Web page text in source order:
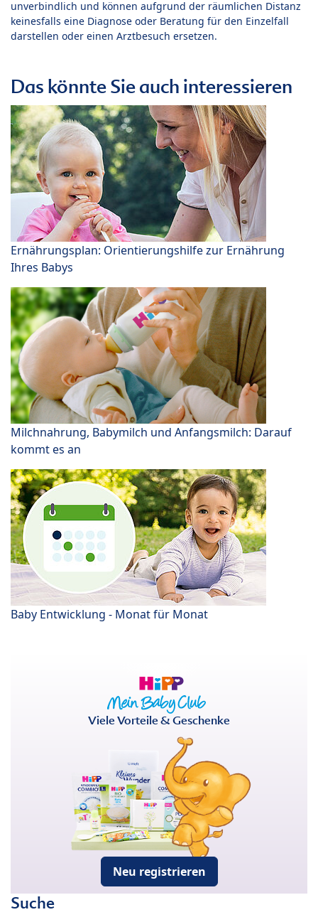
unverbindlich und können aufgrund der räumlichen Distanz
keinesfalls eine Diagnose oder Beratung für den Einzelfall
darstellen oder einen Arztbesuch ersetzen.
Das könnte Sie auch interessieren
Ernährungsplan: Orientierungshilfe zur Ernährung
Ihres Babys
Milchnahrung, Babymilch und Anfangsmilch: Darauf
kommt es an
Baby Entwicklung - Monat für Monat
Viele Vorteile & Geschenke
Neu registrieren
Suche